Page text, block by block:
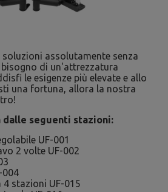
soluzioni assolutamente senza
di un'attrezzatura
le esigenze più elevate e allo
una fortuna, allora la nostra
dalle seguenti stazioni:
UF-001
2 volte UF-002
004
stazioni UF-015